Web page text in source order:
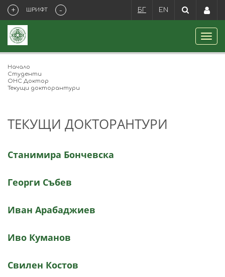
+ ШРИФТ - БГ EN
Начало
Студенти
ОНС Доктор
Текущи докторантури
ТЕКУЩИ ДОКТОРАНТУРИ
Станимира Бончевска
Георги Събев
Иван Арабаджиев
Иво Куманов
Свилен Костов